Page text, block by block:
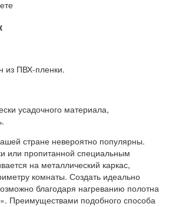
из ПВХ-пленки.
усадочного материала,
стране невероятно популярны.
или пропитанной специальным
на металлический каркас,
комнаты. Создать идеально
благодаря нагреванию полотна
Преимуществами подобного способа